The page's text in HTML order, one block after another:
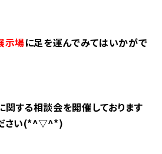
示場に足を運んでみてはいかがで
関する相談会を開催しております
さい(*^▽^*)